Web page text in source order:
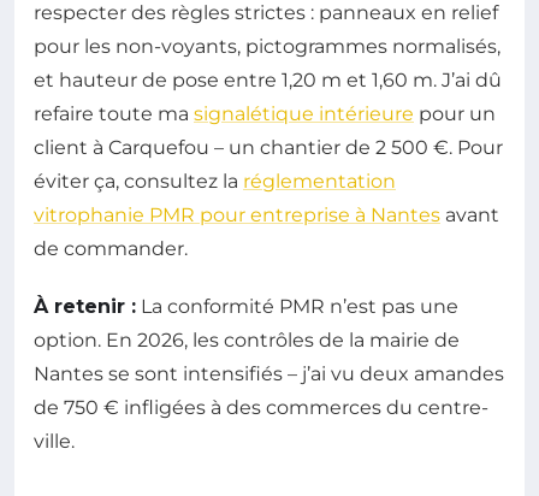
respecter des règles strictes : panneaux en relief
pour les non-voyants, pictogrammes normalisés,
et hauteur de pose entre 1,20 m et 1,60 m. J’ai dû
refaire toute ma signalétique intérieure pour un
client à Carquefou – un chantier de 2 500 €. Pour
éviter ça, consultez la réglementation
vitrophanie PMR pour entreprise à Nantes avant
de commander.
À retenir : La conformité PMR n’est pas une
option. En 2026, les contrôles de la mairie de
Nantes se sont intensifiés – j’ai vu deux amandes
de 750 € infligées à des commerces du centre-
ville.